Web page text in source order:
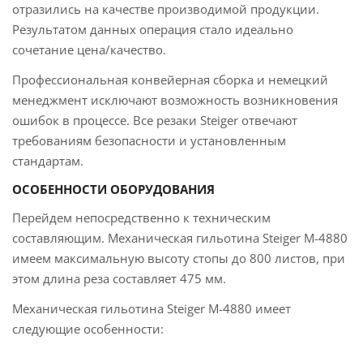
отразились на качестве производимой продукции.
Результатом данных операция стало идеально
сочетание цена/качество.
Профессиональная конвейерная сборка и немецкий
менеджмент исключают возможность возникновения
ошибок в процессе. Все резаки Steiger отвечают
требованиям безопасности и установленным
стандартам.
ОСОБЕННОСТИ ОБОРУДОВАНИЯ
Перейдем непосредственно к техническим
составляющим. Механическая гильотина Steiger M-4880
имеем максимальную высоту стопы до 800 листов, при
этом длина реза составляет 475 мм.
Механическая гильотина Steiger M-4880 имеет
следующие особенности: